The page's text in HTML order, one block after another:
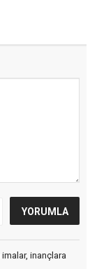
inançlara